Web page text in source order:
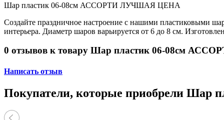
Шар пластик 06-08см АССОРТИ ЛУЧШАЯ ЦЕНА
Создайте праздничное настроение с нашими пластиковыми
интерьера. Диаметр шаров варьируется от 6 до 8 см.
0 отзывов к товару Шар пластик 06-08см
Написать отзыв
Покупатели, которые приобрели